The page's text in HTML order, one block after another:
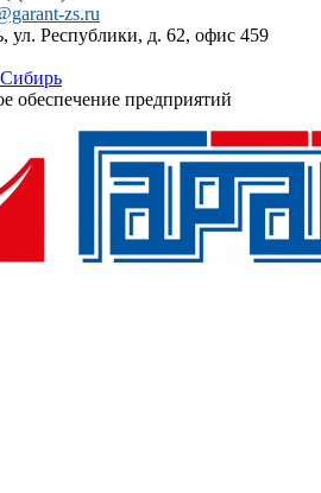
zs.ru
ул. Республики, д. 62, офис 459
обеспечение предприятий